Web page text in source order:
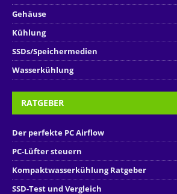
Gehäuse
Kühlung
SSDs/Speichermedien
Wasserkühlung
RATGEBER
Der perfekte PC Airflow
PC-Lüfter steuern
Kompaktwasserkühlung Ratgeber
SSD-Test und Vergleich